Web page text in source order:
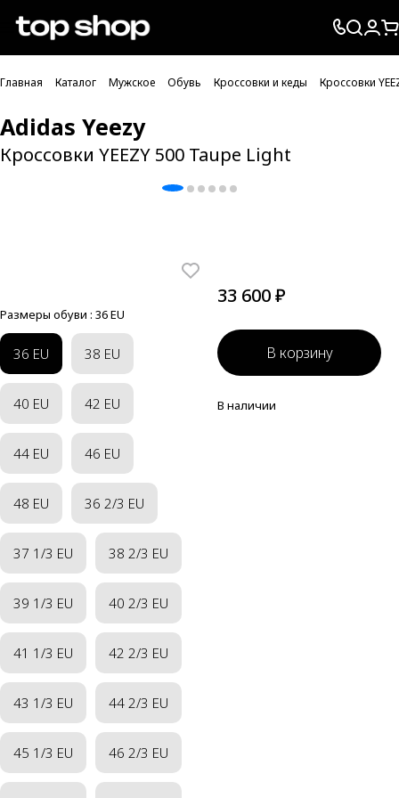
Проверка хлебных крошек
Главная Каталог Мужское Обувь Кроссовки и кеды Кроссовки
Adidas Yeezy
Кроссовки YEEZY 500 Taupe Light
Размеры обуви : 36 EU
36 EU 38 EU
40 EU 42 EU
44 EU 46 EU
48 EU 36 2/3 EU
37 1/3 EU 38 2/3 EU
39 1/3 EU 40 2/3 EU
41 1/3 EU 42 2/3 EU
43 1/3 EU 44 2/3 EU
45 1/3 EU 46 2/3 EU
33 600 ₽
В корзину
В наличии